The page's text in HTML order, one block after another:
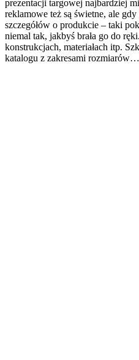
prezentacji targowej najbardziej
reklamowe też są świetne, ale
szczegółów o produkcie – taki
niemal tak, jakbyś brała go do
konstrukcjach, materiałach itp.
katalogu z zakresami rozmiarów…